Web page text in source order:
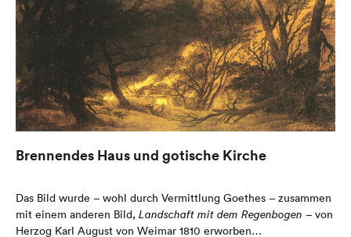
Brennendes Haus und gotische Kirche
Das Bild wurde – wohl durch Vermittlung Goethes – zusammen
mit einem anderen Bild, Landschaft mit dem Regenbogen – von
Herzog Karl August von Weimar 1810 erworben…